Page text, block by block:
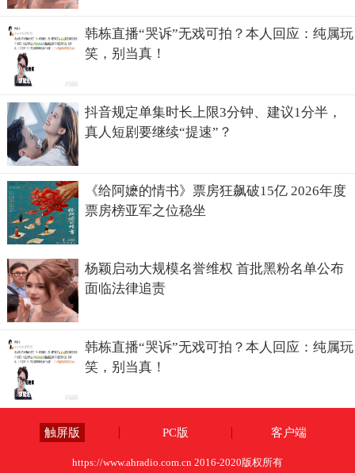
韩栋直播“哭诉”无戏可拍？本人回应：纯属玩
笑，别当真！
抖音规定单集时长上限3分钟、建议1分半，
真人短剧要继续“提速”？
《给阿嬷的情书》票房狂飙破15亿 2026年度
票房榜亚军之位稳坐
杨颖启动大规模名誉维权 首批黑粉名单公布
面临法律追责
韩栋直播“哭诉”无戏可拍？本人回应：纯属玩
笑，别当真！
触屏版 PC版 客户端
https://www.ahradio.com.cn 2016-2020版权所有